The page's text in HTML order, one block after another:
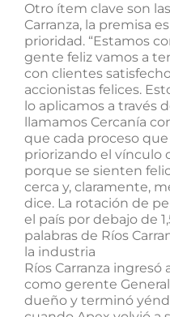
Otro ítem clave son
Carranza, la premisa
prioridad. “Estamos
gente feliz vamos a
con clientes
accionistas felices.
lo aplicamos a través
llamamos Cercanía
que cada proceso
priorizando el vínculo
porque se sienten
cerca y, claramente,
dice. La rotación de
el país por debajo de
palabras de Ríos
la industria
Ríos Carranza ingresó
como gerente
dueño y terminó